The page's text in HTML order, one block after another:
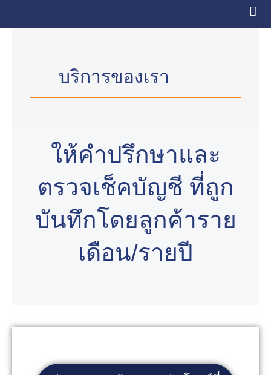
to
บริการของเรา
ให้คำปรึกษาและ
ตรวจเช็คบัญชี ที่ถูก
บันทึกโดยลูกค้าราย
เดือน/รายปี